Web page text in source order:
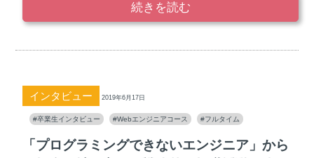
続きを読む
インタビュー 2019年6月17日
#卒業生インタビュー #Webエンジニアコース #フルタイム
「プログラミングできないエンジニア」から